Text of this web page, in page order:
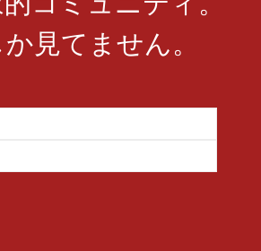
見てません。